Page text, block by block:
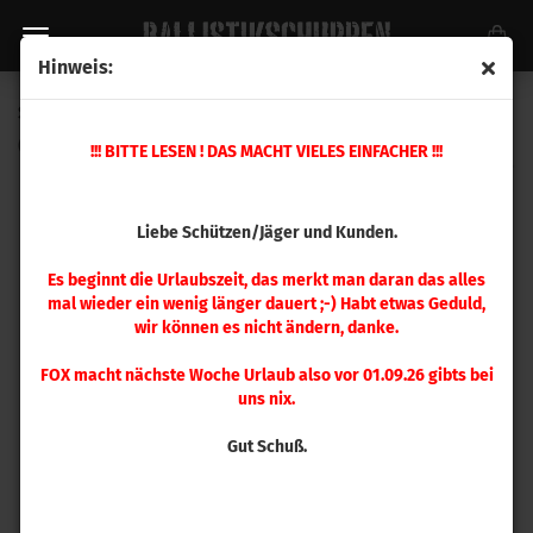
Hinweis:
!!! BITTE LESEN ! DAS MACHT VIELES EINFACHER !!!
Liebe Schützen/Jäger und Kunden.
Es beginnt die Urlaubszeit, das merkt man daran das alles
mal wieder ein wenig länger dauert ;-) Habt etwas Geduld,
wir können es nicht ändern, danke.
FOX macht nächste Woche Urlaub also vor 01.09.26 gibts bei
uns nix.
Gut Schuß.
Sierra .284 MatchKing 197gr 500 Stück
1997C)